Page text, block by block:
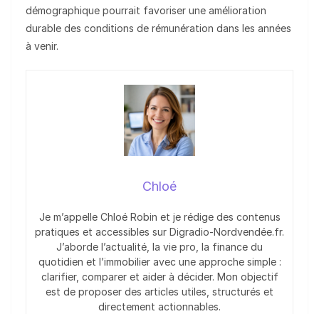
démographique pourrait favoriser une amélioration
durable des conditions de rémunération dans les années
à venir.
Chloé
Je m’appelle Chloé Robin et je rédige des contenus
pratiques et accessibles sur Digradio-Nordvendée.fr.
J’aborde l’actualité, la vie pro, la finance du
quotidien et l’immobilier avec une approche simple :
clarifier, comparer et aider à décider. Mon objectif
est de proposer des articles utiles, structurés et
directement actionnables.